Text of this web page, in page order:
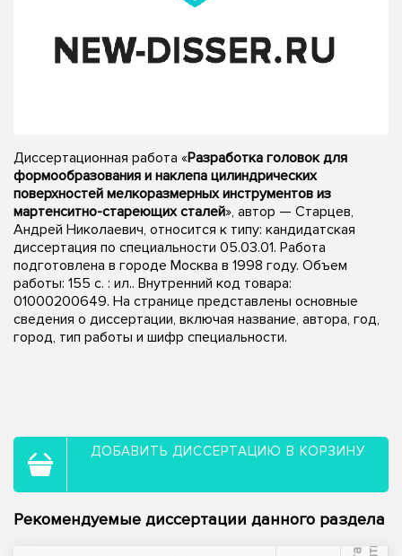
Диссертационная работа «Разработка головок для
формообразования и наклепа цилиндрических
поверхностей мелкоразмерных инструментов из
мартенситно-стареющих сталей», автор — Старцев,
Андрей Николаевич, относится к типу: кандидатская
диссертация по специальности 05.03.01. Работа
подготовлена в городе Москва в 1998 году. Объем
работы: 155 с. : ил.. Внутренний код товара:
01000200649. На странице представлены основные
сведения о диссертации, включая название, автора, год,
город, тип работы и шифр специальности.
ДОБАВИТЬ ДИССЕРТАЦИЮ В КОРЗИНУ
Рекомендуемые диссертации данного раздела